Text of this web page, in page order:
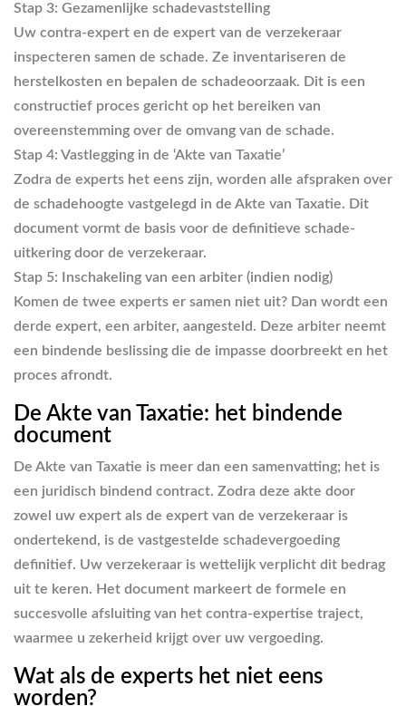
Stap 3: Gezamenlijke schadevaststelling
Uw contra-expert en de expert van de verzekeraar
inspecteren samen de schade. Ze inventariseren de
herstelkosten en bepalen de schadeoorzaak. Dit is een
constructief proces gericht op het bereiken van
overeenstemming over de omvang van de schade.
Stap 4: Vastlegging in de ‘Akte van Taxatie’
Zodra de experts het eens zijn, worden alle afspraken over
de schadehoogte vastgelegd in de Akte van Taxatie. Dit
document vormt de basis voor de definitieve schade-
uitkering door de verzekeraar.
Stap 5: Inschakeling van een arbiter (indien nodig)
Komen de twee experts er samen niet uit? Dan wordt een
derde expert, een arbiter, aangesteld. Deze arbiter neemt
een bindende beslissing die de impasse doorbreekt en het
proces afrondt.
De Akte van Taxatie: het bindende
document
De Akte van Taxatie is meer dan een samenvatting; het is
een juridisch bindend contract. Zodra deze akte door
zowel uw expert als de expert van de verzekeraar is
ondertekend, is de vastgestelde schadevergoeding
definitief. Uw verzekeraar is wettelijk verplicht dit bedrag
uit te keren. Het document markeert de formele en
succesvolle afsluiting van het contra-expertise traject,
waarmee u zekerheid krijgt over uw vergoeding.
Wat als de experts het niet eens
worden?